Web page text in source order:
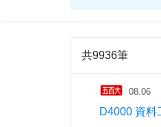
共9936筆
08.06
D4000 資料